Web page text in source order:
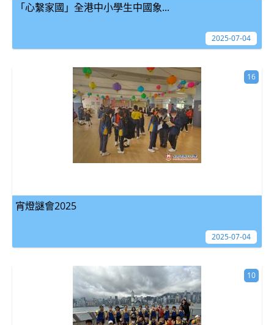
「心繫家國」全港中小學生中國象...
2025-07-04
宵燈謎會2025
16
2025-07-04
10